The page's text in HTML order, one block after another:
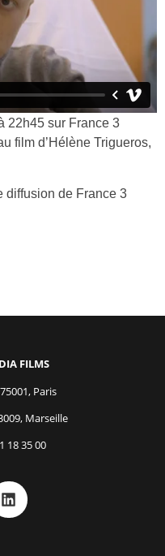
22h45 sur France 3
film d’Hélène Trigueros,
diffusion de France 3
FILMS
Paris
Marseille
18 35 00